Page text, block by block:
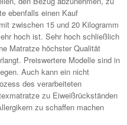
ebenfalls einen Kauf
zwischen 15 und 20 Kilogramm
hoch ist. Sehr hoch schließlich
Matratze höchster Qualität
Preiswertere Modelle sind in
Auch kann ein nicht
des verarbeiteten
zu Eiweißrückständen
zu schaffen machen